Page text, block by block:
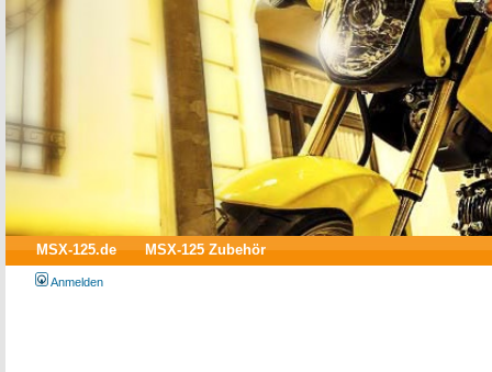
MSX-125.de MSX-125 Zubehör
Anmelden